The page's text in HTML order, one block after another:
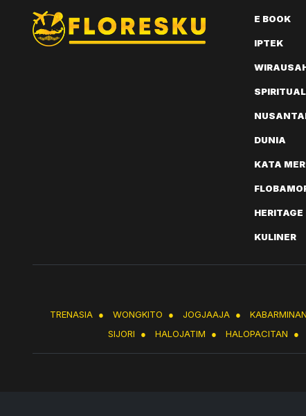
E BOOK
IPTEK
DUNIA
KATA
HERITAGE
KULINER
TRENASIA ● WONGKITO ● JOGJAAJA ●
SIJORI
● HALOJATIM ● HALOPACITAN ●